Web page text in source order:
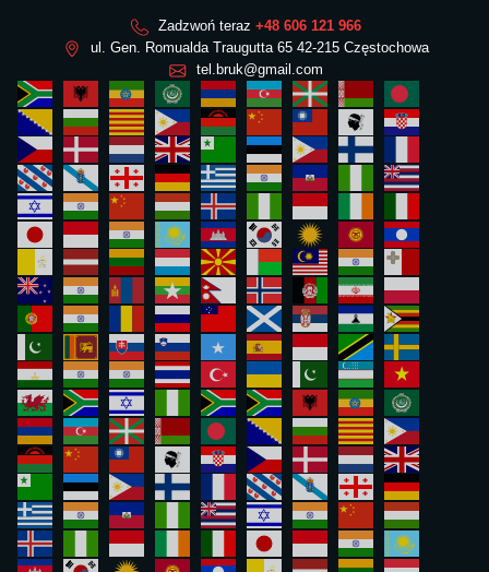
Zadzwoń teraz +48 606 121 966
ul. Gen. Romualda Traugutta 65 42-215 Częstochowa
tel.bruk@gmail.com